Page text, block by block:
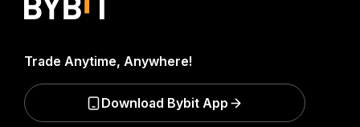
Trade Anytime, Anywhere!
Download Bybit App